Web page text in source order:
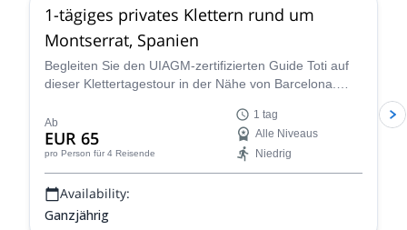
1-tägiges privates Klettern rund um
Montserrat, Spanien
Begleiten Sie den UIAGM-zertifizierten Guide Toti auf
dieser Klettertagestour in der Nähe von Barcelona.
Mehrseillängenrouten in Montserrat!
Ab
EUR 65
pro Person für 4 Reisende
1 tag
Alle Niveaus
Niedrig
Availability:
Ganzjährig